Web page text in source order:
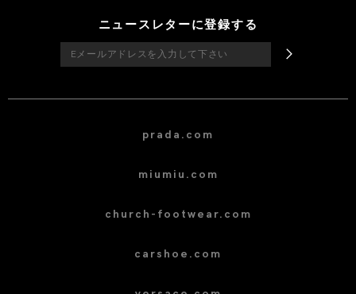
ニュースレターに登録する
prada.com
miumiu.com
church-footwear.com
carshoe.com